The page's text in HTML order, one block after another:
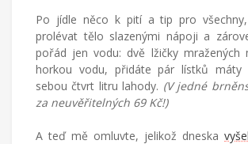
Po jídle něco k pití a tip pro
prolévat tělo slazenými nápoji a
pořád jen vodu: dvě lžičky mražených
horkou vodu, přidáte pár lístků
sebou čtvrt litru lahody. (V jedné
za neuvěřitelných 69 Kč!)
A teď mě omluvte, jelikož dneska